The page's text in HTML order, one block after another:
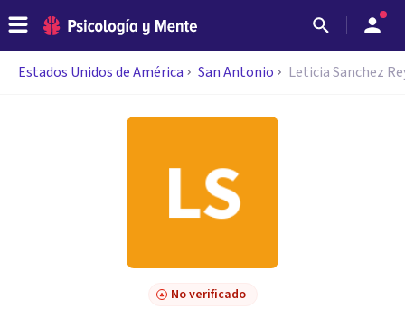
Estados Unidos de América San Antonio Leticia Sanchez
No verificado